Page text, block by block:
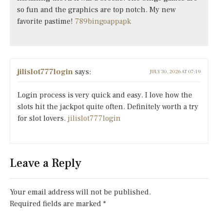
so fun and the graphics are top notch. My new
favorite pastime! 789bingoappapk
jilislot777login says: JULY 30, 2026 AT 07:19
Login process is very quick and easy. I love how the
slots hit the jackpot quite often. Definitely worth a try
for slot lovers. jilislot777login
Leave a Reply
Your email address will not be published.
Required fields are marked *